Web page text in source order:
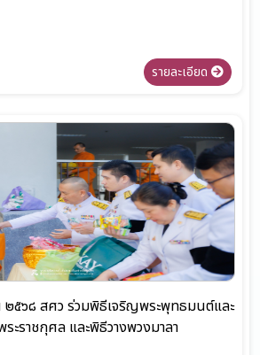
รายละเอียด
๕๖๘ สศว ร่วมพิธีเจริญพระพุทธมนต์และ
ะราชกุศล และพิธีวางพวงมาลา